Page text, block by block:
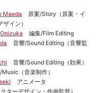
Maeda
原案/Story（原案・イ
イン）
編集/Film Editing
音響/Sound Editing（音響監
音響/Sound Editing（効果）
（音楽制作）
アニメータ
ターデザイン・作画監督）